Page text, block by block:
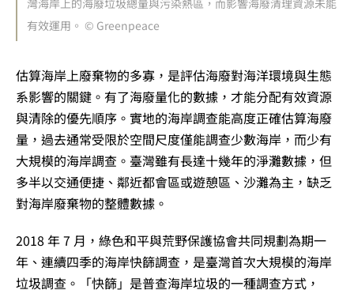
有效運用。 © Greenpeace
估算海岸上廢棄物的多寡，是評估海廢對海洋環境與生態
系影響的關鍵。有了海廢量化的數據，才能分配有效資源
與清除的優先順序。實地的海岸調查能高度正確估算海廢
量，過去通常受限於空間尺度僅能調查少數海岸，而少有
大規模的海岸調查。臺灣雖有長達十幾年的淨灘數據，但
多半以交通便捷、鄰近都會區或遊憩區、沙灘為主，缺乏
對海岸廢棄物的整體數據。
2018 年 7 月，綠色和平與荒野保護協會共同規劃為期一
年、連續四季的海岸快篩調查，是臺灣首次大規模的海岸
垃圾調查。「快篩」是普查海岸垃圾的一種調查方式，